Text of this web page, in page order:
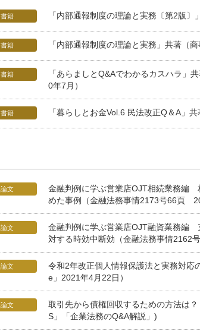
書籍 「内部通報制度の理論と実務〔第2版
書籍 「内部通報制度の理論と実務」共著（
書籍
「あらましとQ&Aでわかるカスハラ」
0年7月）
書籍 「暮らしとお金Vol.6 民法改正Q＆A」
論文
金融判例に学ぶ営業店OJT相続業務編
めた事例（金融法務事情2173号66頁
論文
金融判例に学ぶ営業店OJT融資業務編
対する時効中断効（金融法務事情2162
論文
令和2年改正個人情報保護法と実務対
e」2021年4月22日）
論文
取引先から債権回収するための方法は
S」「企業法務のQ&A解説」)